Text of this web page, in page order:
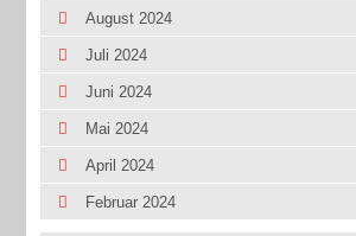
August 2024
Juli 2024
Juni 2024
Mai 2024
April 2024
Februar 2024